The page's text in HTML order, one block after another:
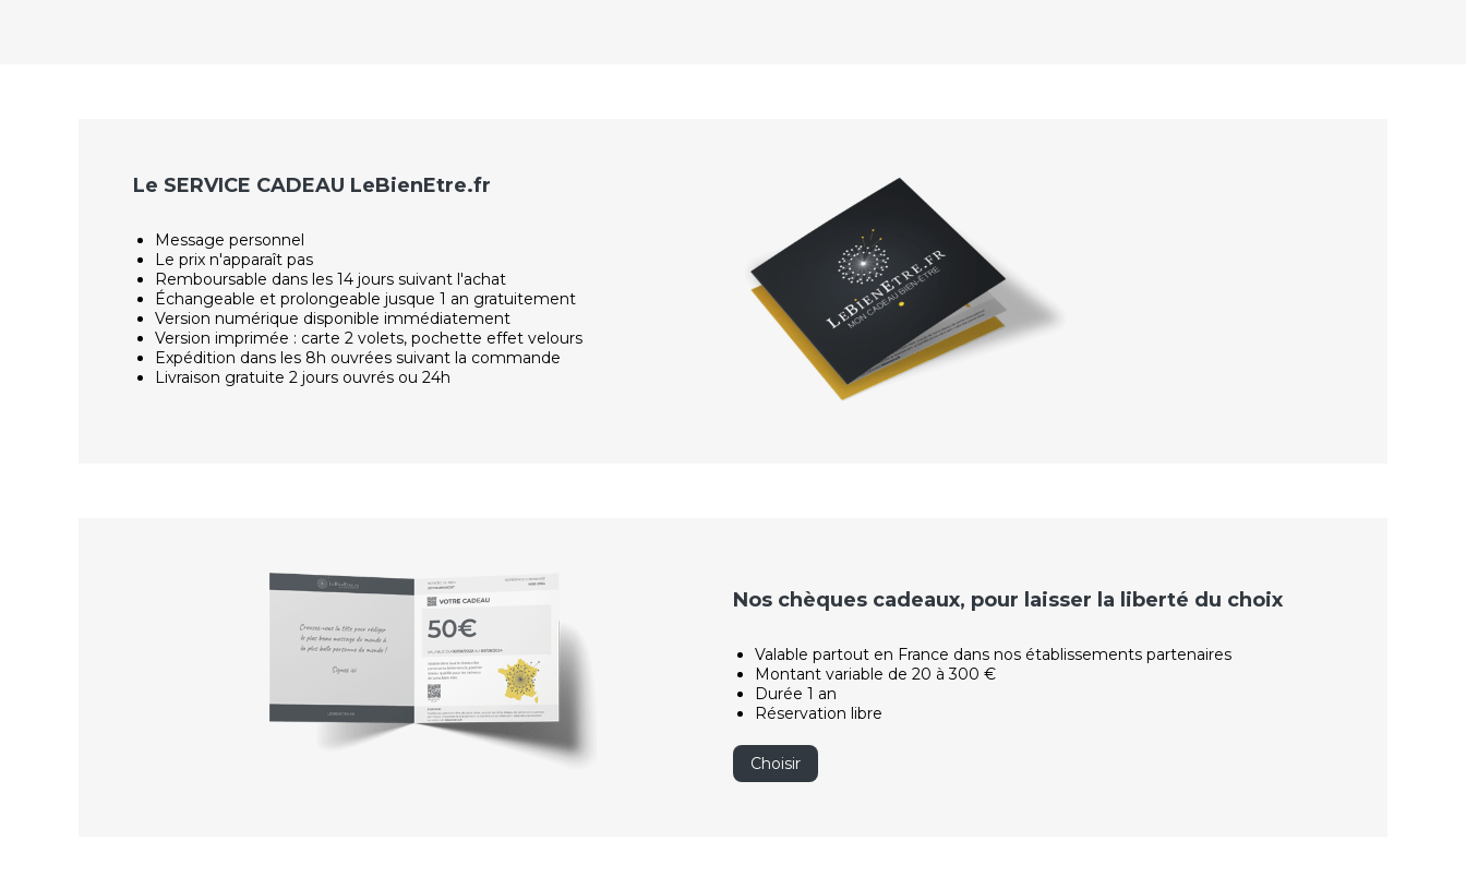
Le SERVICE CADEAU LeBienEtre.fr
Message personnel
Le prix n'apparaît pas
Remboursable dans les 14 jours suivant l'achat
Échangeable et prolongeable jusque 1 an gratuitement
Version numérique disponible immédiatement
Version imprimée : carte 2 volets, pochette effet velours
Expédition dans les 8h ouvrées suivant la commande
Livraison gratuite 2 jours ouvrés ou 24h
Nos chèques cadeaux, pour laisser la liberté du choix
Valable partout en France dans nos établissements partenaires
Montant variable de 20 à 300 €
Durée 1 an
Réservation libre
Choisir